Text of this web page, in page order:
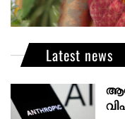
Latest news